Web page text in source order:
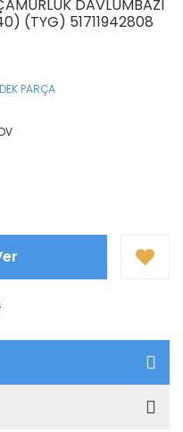
DAVLUMBAZI
(TYG) 51711942808
PARÇA